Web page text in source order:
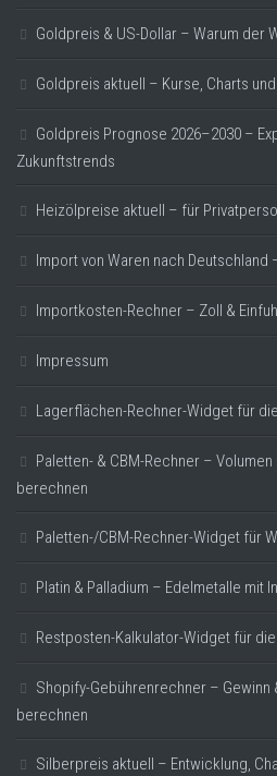
Goldpreis & US-Dollar – Warum der
Goldpreis aktuell – Kurse, Charts
Goldpreis Prognose 2026–2030 –
Zukunftstrends
Heizölpreise aktuell – für
Import von Waren nach
Importkosten-Rechner – Zoll &
Impressum
Lagerflächen-Rechner-Widget für
Paletten- & CBM-Rechner –
berechnen
Paletten-/CBM-Rechner-Widget für
Platin & Palladium – Edelmetalle mit
Restposten-Kalkulator-Widget für
Shopify-Gebührenrechner – Gewinn
berechnen
Silberpreis aktuell – Entwicklung,